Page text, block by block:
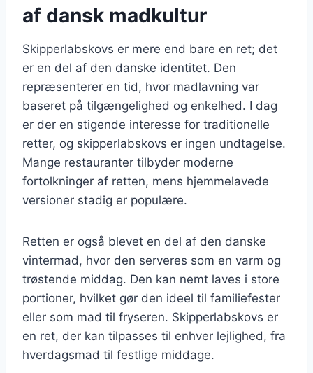
af dansk madkultur
Skipperlabskovs er mere end bare en ret; det
er en del af den danske identitet. Den
repræsenterer en tid, hvor madlavning var
baseret på tilgængelighed og enkelhed. I dag
er der en stigende interesse for traditionelle
retter, og skipperlabskovs er ingen undtagelse.
Mange restauranter tilbyder moderne
fortolkninger af retten, mens hjemmelavede
versioner stadig er populære.
Retten er også blevet en del af den danske
vintermad, hvor den serveres som en varm og
trøstende middag. Den kan nemt laves i store
portioner, hvilket gør den ideel til familiefester
eller som mad til fryseren. Skipperlabskovs er
en ret, der kan tilpasses til enhver lejlighed, fra
hverdagsmad til festlige middage.